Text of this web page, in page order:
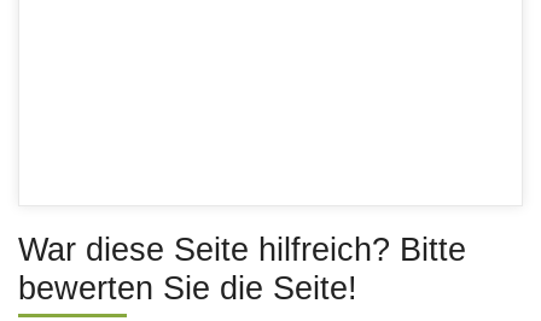
War diese Seite hilfreich? Bitte
bewerten Sie die Seite!